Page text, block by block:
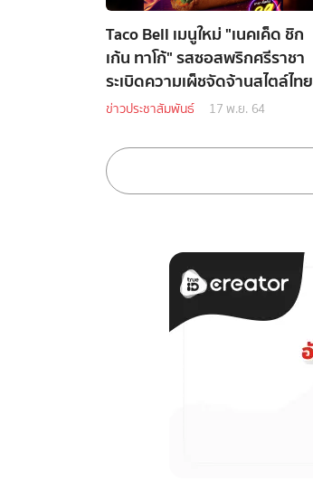
Taco Bell เมนูใหม่ "เนคเค็ด ชิก
เก้น ทาโก้" รสซอสพริกศรีราชา
ระเบิดความเผ็ชจัดจ้านสไตล์ไทย
ข่าวประชาสัมพันธ์ 17 พ.ย. 64